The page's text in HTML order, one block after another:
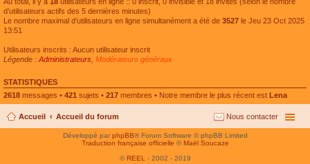
t
d’utilisateurs actifs des 5 dernières minutes)
Le nombre maximal d’utilisateurs en ligne simultanément a été de 3527 le Jeu 23 Oct 2025
13:51
Utilisateurs inscrits : Aucun utilisateur inscrit
Légende : Administrateurs Modérateurs généraux
STATISTIQUES
2618 messages • 421 sujets • 217 membres • Notre membre le plus récent est Lena
Accueil Accueil du forum Nous contacter
Développé parphpBB® Forum Software © phpBB Limited
Traduction française officielle © Maël Soucaze
© REEL - 2002 - 2019